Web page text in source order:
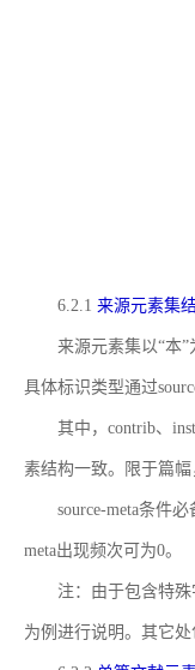
6.2.1 来源元素集
来源元素集以“本
具体标识类型通过
其中，contrib、
素结构一致。限于篇
source-meta条件
meta出现频次可为0。
注：由于包含特殊
为例进行说明。其它